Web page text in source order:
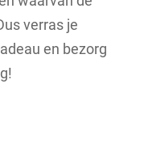
verras je
en bezorg